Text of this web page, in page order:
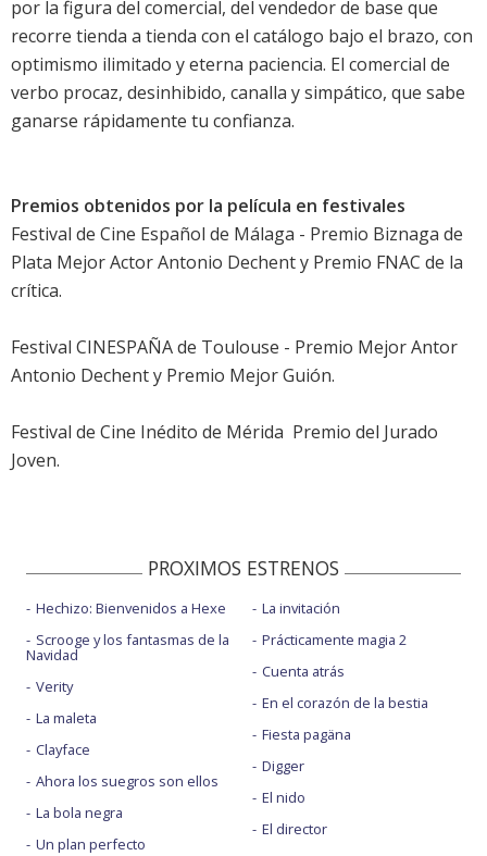
por la figura del comercial, del vendedor de base que
recorre tienda a tienda con el catálogo bajo el brazo, con
optimismo ilimitado y eterna paciencia. El comercial de
verbo procaz, desinhibido, canalla y simpático, que sabe
ganarse rápidamente tu confianza.
Premios obtenidos por la película en festivales
Festival de Cine Español de Málaga - Premio Biznaga de
Plata Mejor Actor Antonio Dechent y Premio FNAC de la
crítica.
Festival CINESPAÑA de Toulouse - Premio Mejor Antor
Antonio Dechent y Premio Mejor Guión.
Festival de Cine Inédito de Mérida  Premio del Jurado
Joven.
PROXIMOS ESTRENOS
Hechizo: Bienvenidos a Hexe
Scrooge y los fantasmas de la
Navidad
Verity
La maleta
Clayface
Ahora los suegros son ellos
La bola negra
Un plan perfecto
La invitación
Prácticamente magia 2
Cuenta atrás
En el corazón de la bestia
Fiesta pagäna
Digger
El nido
El director